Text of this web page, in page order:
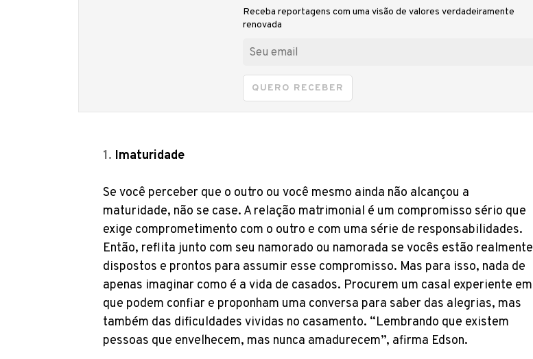
Receba reportagens com uma visão de valores verdadeiramente
renovada
QUERO RECEBER
Imaturidade
Se você perceber que o outro ou você mesmo ainda não alcançou a
maturidade, não se case. A relação matrimonial é um compromisso sério que
exige comprometimento com o outro e com uma série de responsabilidades.
Então, reflita junto com seu namorado ou namorada se vocês estão realmente
dispostos e prontos para assumir esse compromisso. Mas para isso, nada de
apenas imaginar como é a vida de casados. Procurem um casal experiente em
que podem confiar e proponham uma conversa para saber das alegrias, mas
também das dificuldades vividas no casamento. “Lembrando que existem
pessoas que envelhecem, mas nunca amadurecem”, afirma Edson.